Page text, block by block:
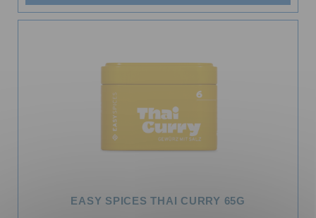
EASY SPICES THAI CURRY 65G